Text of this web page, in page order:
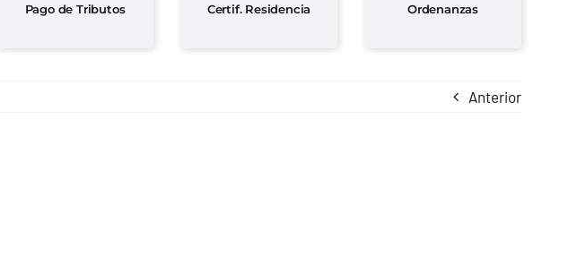
Pago de Tributos Certif. Residencia Ordenanzas
Anterior